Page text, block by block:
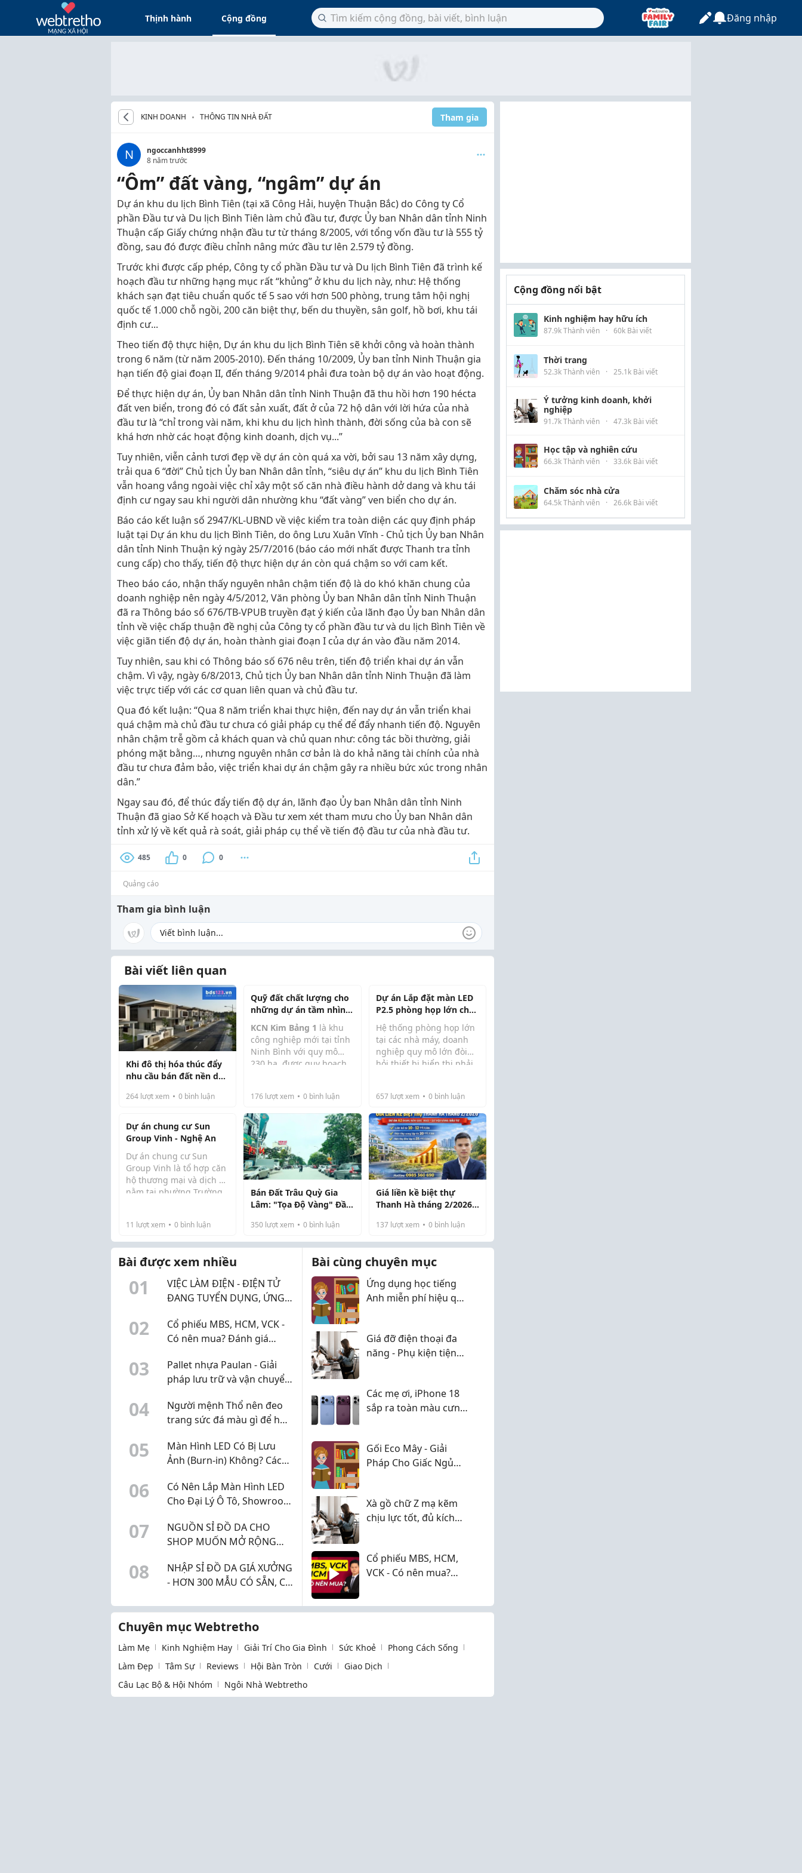
Thịnh hành Cộng đồng Đăng nhập
KINH DOANH THÔNG TIN NHÀ ĐẤT Tham gia
N
ngoccanhht8999
8 năm trước
“Ôm” đất vàng, “ngâm” dự án
Dự án khu du lịch Bình Tiên (tại xã Công Hải, huyện Thuận Bắc) do Công ty Cổ
phần Đầu tư và Du lịch Bình Tiên làm chủ đầu tư, được Ủy ban Nhân dân tỉnh Ninh
Thuận cấp Giấy chứng nhận đầu tư từ tháng 8/2005, với tổng vốn đầu tư là 555 tỷ
đồng, sau đó được điều chỉnh nâng mức đầu tư lên 2.579 tỷ đồng.
Trước khi được cấp phép, Công ty cổ phần Đầu tư và Du lịch Bình Tiên đã trình kế
hoạch đầu tư những hạng mục rất “khủng” ở khu du lịch này, như: Hệ thống
khách sạn đạt tiêu chuẩn quốc tế 5 sao với hơn 500 phòng, trung tâm hội nghị
quốc tế 1.000 chỗ ngồi, 200 căn biệt thự, bến du thuyền, sân golf, hồ bơi, khu tái
định cư...
Theo tiến độ thực hiện, Dự án khu du lịch Bình Tiên sẽ khởi công và hoàn thành
trong 6 năm (từ năm 2005-2010). Đến tháng 10/2009, Ủy ban tỉnh Ninh Thuận gia
hạn tiến độ giai đoạn II, đến tháng 9/2014 phải đưa toàn bộ dự án vào hoạt động.
Để thực hiện dự án, Ủy ban Nhân dân tỉnh Ninh Thuận đã thu hồi hơn 190 hécta
đất ven biển, trong đó có đất sản xuất, đất ở của 72 hộ dân với lời hứa của nhà
đầu tư là “chỉ trong vài năm, khi khu du lịch hình thành, đời sống của bà con sẽ
khá hơn nhờ các hoạt động kinh doanh, dịch vụ...”
Tuy nhiên, viễn cảnh tươi đẹp về dự án còn quá xa vời, bởi sau 13 năm xây dựng,
trải qua 6 “đời” Chủ tịch Ủy ban Nhân dân tỉnh, “siêu dự án” khu du lịch Bình Tiên
vẫn hoang vắng ngoài việc chỉ xây một số căn nhà điều hành dở dang và khu tái
định cư ngay sau khi người dân nhường khu “đất vàng” ven biển cho dự án.
Báo cáo kết luận số 2947/KL-UBND về việc kiểm tra toàn diện các quy định pháp
luật tại Dự án khu du lịch Bình Tiên, do ông Lưu Xuân Vĩnh - Chủ tịch Ủy ban Nhân
dân tỉnh Ninh Thuận ký ngày 25/7/2016 (báo cáo mới nhất được Thanh tra tỉnh
cung cấp) cho thấy, tiến độ thực hiện dự án còn quá chậm so với cam kết.
Theo báo cáo, nhận thấy nguyên nhân chậm tiến độ là do khó khăn chung của
doanh nghiệp nên ngày 4/5/2012, Văn phòng Ủy ban Nhân dân tỉnh Ninh Thuận
đã ra Thông báo số 676/TB-VPUB truyền đạt ý kiến của lãnh đạo Ủy ban Nhân dân
tỉnh về việc chấp thuận đề nghị của Công ty cổ phần đầu tư và du lịch Bình Tiên về
việc giãn tiến độ dự án, hoàn thành giai đoạn I của dự án vào đầu năm 2014.
Tuy nhiên, sau khi có Thông báo số 676 nêu trên, tiến độ triển khai dự án vẫn
chậm. Vì vậy, ngày 6/8/2013, Chủ tịch Ủy ban Nhân dân tỉnh Ninh Thuận đã làm
việc trực tiếp với các cơ quan liên quan và chủ đầu tư.
Qua đó kết luận: “Qua 8 năm triển khai thực hiện, đến nay dự án vẫn triển khai
quá chậm mà chủ đầu tư chưa có giải pháp cụ thể để đẩy nhanh tiến độ. Nguyên
nhân chậm trễ gồm cả khách quan và chủ quan như: công tác bồi thường, giải
phóng mặt bằng…, nhưng nguyên nhân cơ bản là do khả năng tài chính của nhà
đầu tư chưa đảm bảo, việc triển khai dự án chậm gây ra nhiều bức xúc trong nhân
dân.”
Ngay sau đó, để thúc đẩy tiến độ dự án, lãnh đạo Ủy ban Nhân dân tỉnh Ninh
Thuận đã giao Sở Kế hoạch và Đầu tư xem xét tham mưu cho Ủy ban Nhân dân
tỉnh xử lý về kết quả rà soát, giải pháp cụ thể về tiến độ đầu tư của nhà đầu tư.
485 0 0
Quảng cáo
Tham gia bình luận
Bài viết liên quan
Khi đô thị hóa thúc đẩy
nhu cầu bán đất nền dự
264 lượt xem 0 bình luận
Quỹ đất chất lượng cho
những dự án tầm nhìn
lớn tại KCN Kim Bảng 1
KCN Kim Bảng 1 là khu
công nghiệp mới tại tỉnh
Ninh Bình với quy mô
230 ha, được quy hoạch
nghiệp trong nước và
FDI. Sở hữu vị trí thuận
lợi, kết nối dễ dàng...
176 lượt xem 0 bình luận
Dự án Lắp đặt màn LED
P2.5 phòng họp lớn cho
Nhà máy Thép Việt Nam
Vinasteel Phú Thọ
Hệ thống phòng họp lớn
tại các nhà máy, doanh
nghiệp quy mô lớn đòi
hỏi thiết bị hiển thị phải
tác báo cáo, hội chẩn và
họp trực tuyến. Trong dự
án phố...
657lượt xem 0bình luận
Dự án chung cư Sun
Group Vinh - Nghệ An
Dự án chung cư Sun
Group Vinh là tổ hợp căn
hộ thương mại và dịch vụ
nằm tại phường Trường
vàng”bùng binh Hải
Quan, dự án sở hữu quy
hoạch tổng thể là 7ha ...
11 lượt xem 0 bình luận
Bán Đất Trâu Quỳ Gia
Lâm: "Tọa Độ Vàng" Đầu
350 lượt xem 0 bình luận
Giá liền kề biệt thự
Thanh Hà tháng 2/2026 -
nhà, cơ hội vàng cho
nhà đầu tư.
137lượt xem 0bình luận
Bài được xem nhiều
01
VIỆC LÀM ĐIỆN - ĐIỆN TỬ
ĐANG TUYỂN DỤNG, ỨNG
02
Cổ phiếu MBS, HCM, VCK -
Có nên mua? Đánh giá
lợi nhuận quý 3 năm 2026
03
Pallet nhựa Paulan - Giải
pháp lưu trữ và vận chuyển
doanh nghiệp
04
Người mệnh Thổ nên đeo
trang sức đá màu gì để hợp
05
Màn Hình LED Có Bị Lưu
Ảnh (Burn-in) Không? Cách
06
Có Nên Lắp Màn Hình LED
Cho Đại Lý Ô Tô, Showroom
QUẢ
07
NGUỒN SỈ ĐỒ DA CHO
SHOP MUỐN MỞ RỘNG
08
NHẬP SỈ ĐỒ DA GIÁ XƯỞNG
- HƠN 300 MẪU CÓ SẴN, CÓ
ĐẠI LÝ KINH DOANH
Bài cùng chuyên mục
Ứng dụng học tiếng
Anh miễn phí hiệu quả
Giá đỡ điện thoại đa
năng - Phụ kiện tiện
Các mẹ ơi, iPhone 18
sắp ra toàn màu cưng
Gối Eco Mây - Giải
Pháp Cho Giấc Ngủ
Xà gồ chữ Z mạ kẽm
chịu lực tốt, đủ kích
Cổ phiếu MBS, HCM,
VCK - Có nên mua?
quý 3 năm 2026
Chuyên mục Webtretho
Làm Mẹ Kinh Nghiệm Hay Giải Trí Cho Gia Đình Sức Khoẻ
Phong Cách Sống
Làm Đẹp
Tâm Sự Reviews Hội Bàn Tròn Cưới
Giao Dịch
Câu Lạc Bộ & Hội Nhóm
Ngôi Nhà Webtretho
Cộng đồng nổi bật
Kinh nghiệm hay hữu ích
87.9k Thành viên · 60k Bài viết
Thời trang
52.3k Thành viên · 25.1k Bài viết
Ý tưởng kinh doanh, khởi
nghiệp
91.7k Thành viên · 47.3k Bài viết
Học tập và nghiên cứu
66.3k Thành viên · 33.6k Bài viết
Chăm sóc nhà cửa
64.5k Thành viên · 26.6k Bài viết